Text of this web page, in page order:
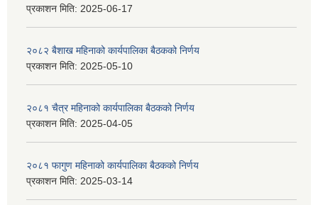
प्रकाशन मिति: 2025-06-17
२०८२ बैशाख महिनाको कार्यपालिका बैठकको निर्णय
प्रकाशन मिति: 2025-05-10
२०८१ चैत्र महिनाको कार्यपालिका बैठकको निर्णय
प्रकाशन मिति: 2025-04-05
२०८१ फागुण महिनाको कार्यपालिका बैठकको निर्णय
प्रकाशन मिति: 2025-03-14